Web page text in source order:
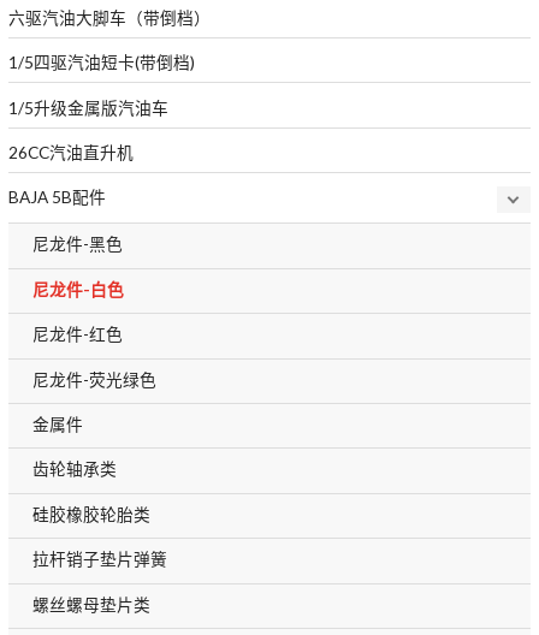
六驱汽油大脚车（带倒档）
1/5四驱汽油短卡(带倒档)
1/5升级金属版汽油车
26CC汽油直升机
BAJA 5B配件
尼龙件-黑色
尼龙件-白色
尼龙件-红色
尼龙件-荧光绿色
金属件
齿轮轴承类
硅胶橡胶轮胎类
拉杆销子垫片弹簧
螺丝螺母垫片类